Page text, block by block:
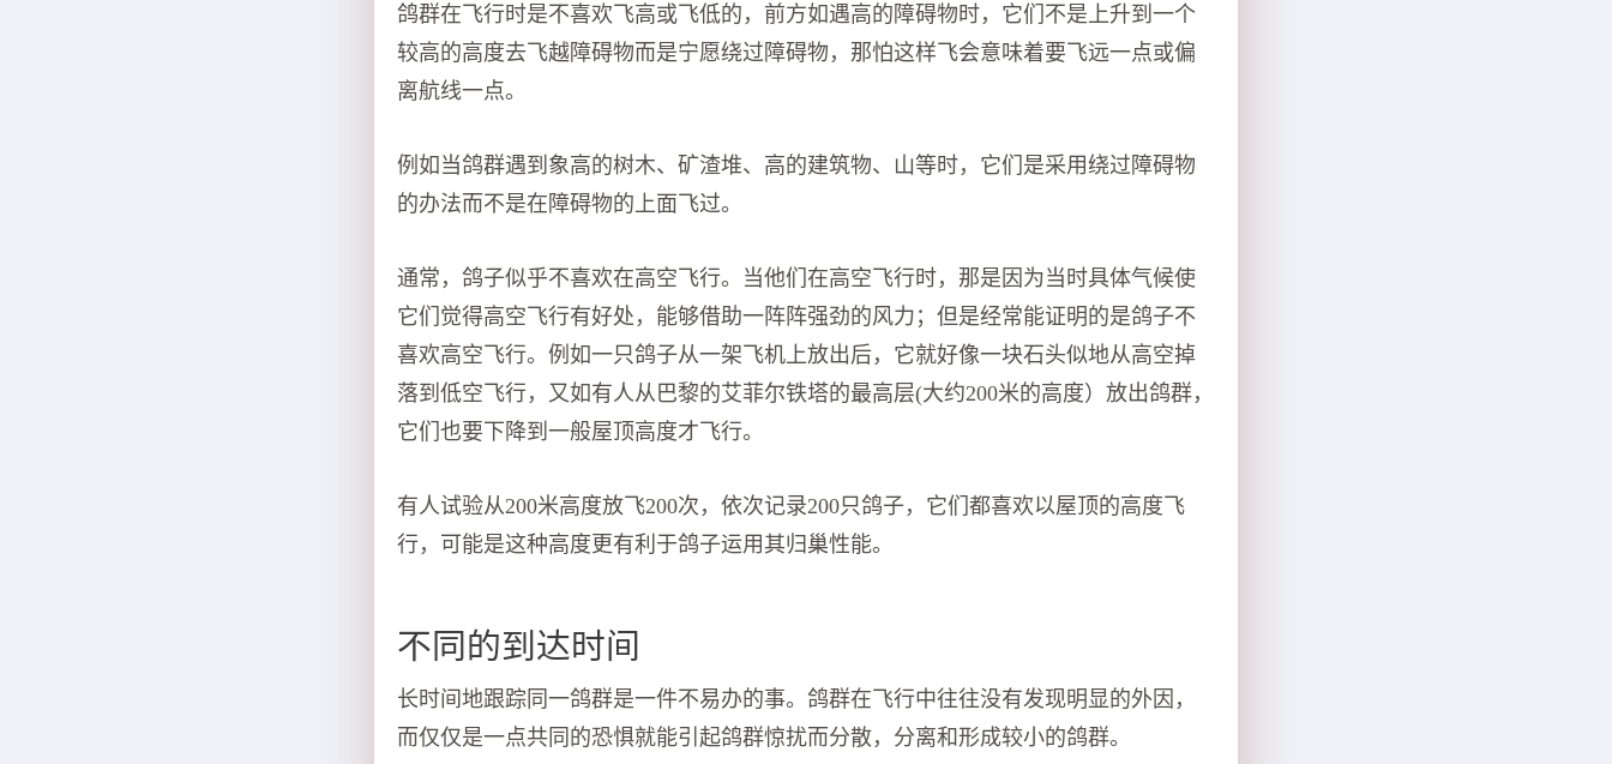
鸽群在飞行时是不喜欢飞高或飞低的，前方如遇高的障碍物时，它们不是上升到一个
较高的高度去飞越障碍物而是宁愿绕过障碍物，那怕这样飞会意味着要飞远一点或偏
离航线一点。
例如当鸽群遇到象高的树木、矿渣堆、高的建筑物、山等时，它们是采用绕过障碍物
的办法而不是在障碍物的上面飞过。
通常，鸽子似乎不喜欢在高空飞行。当他们在高空飞行时，那是因为当时具体气候使
它们觉得高空飞行有好处，能够借助一阵阵强劲的风力；但是经常能证明的是鸽子不
喜欢高空飞行。例如一只鸽子从一架飞机上放出后，它就好像一块石头似地从高空掉
落到低空飞行，又如有人从巴黎的艾菲尔铁塔的最高层(大约200米的高度）放出鸽群，
它们也要下降到一般屋顶高度才飞行。
有人试验从200米高度放飞200次，依次记录200只鸽子，它们都喜欢以屋顶的高度飞
行，可能是这种高度更有利于鸽子运用其归巢性能。
不同的到达时间
长时间地跟踪同一鸽群是一件不易办的事。鸽群在飞行中往往没有发现明显的外因，
而仅仅是一点共同的恐惧就能引起鸽群惊扰而分散，分离和形成较小的鸽群。